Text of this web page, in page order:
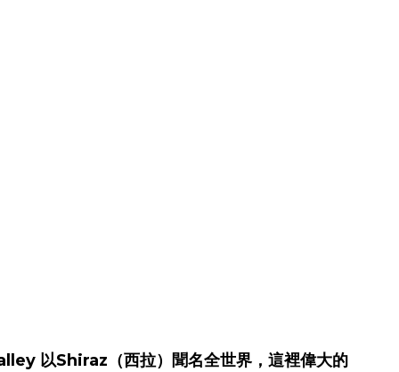
以Shiraz（西拉）聞名全世界，這裡偉大的